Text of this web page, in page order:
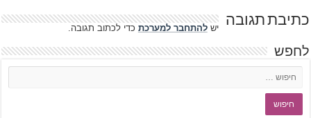
כתיבת תגובה ישלהתחבר למערכת כדי לכתוב תגובה.
לחפש